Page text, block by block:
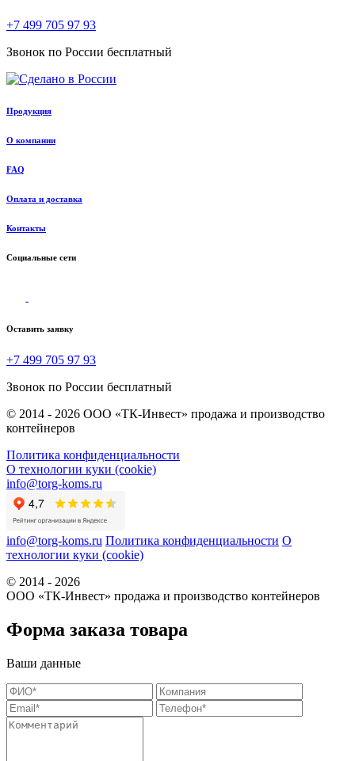
+7 499 705 97 93
Звонок по России бесплатный
Продукция
О компании
FAQ
Оплата и доставка
Контакты
Социальные сети
Оставить заявку
+7 499 705 97 93
Звонок по России бесплатный
© 2014 - 2026 ООО «ТК-Инвест» продажа и производство
контейнеров
Политика конфиденциальности
О технологии куки (cookie)
info@torg-koms.ru
info@torg-koms.ru Политика конфиденциальности О
технологии куки (cookie)
© 2014 - 2026
ООО «ТК-Инвест» продажа и производство контейнеров
Форма заказа товара
Ваши данные